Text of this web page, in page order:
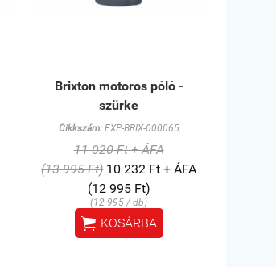
Brixton motoros póló -
szürke
Cikkszám:EXP-BRIX-000065
11 020 Ft + ÁFA
(13 995 Ft) 10 232 Ft + ÁFA
(12 995 Ft)
(12 995 / db)
 KOSÁRBA